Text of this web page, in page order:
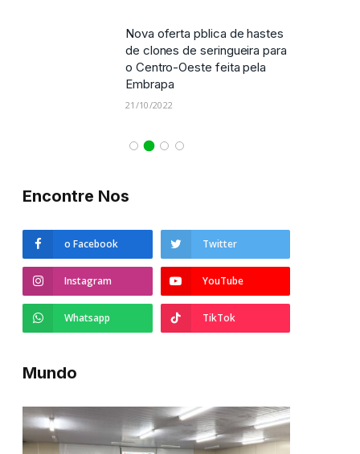
Nova oferta pblica de hastes
de clones de seringueira para
o Centro-Oeste feita pela
Embrapa
21/10/2022
Encontre Nos
o Facebook Twitter
Instagram YouTube
Whatsapp TikTok
Mundo